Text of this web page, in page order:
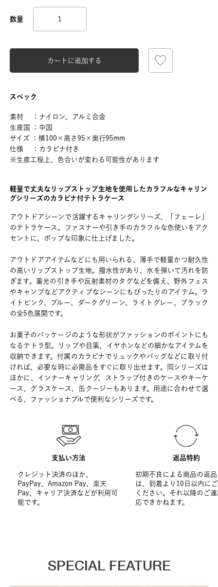
カートに追加する
スペック
素材 ：ナイロン、アルミ合金
生産国 ：中国
サイズ ：横100×高さ95×奥行95mm
仕様 ：カラビナ付き
※生産工程上、色合いが変わる可能性があります
軽量で丈夫なリップストップ生地を使用したカラフルなキャリン
グシリーズのカラビナ付テトラケース
アウトドアシーンで活躍するキャリングシリーズ、「フェーレ」
のテトラケース。ファスナーや引き手のカラフルな色使いをアク
セントに、ポップな印象に仕上げました。
アウトドアアイテムなどにも用いられる、薄手で軽量かつ耐久性
の高いリップストップ生地。撥水性があり、水を弾いて汚れを防
ぎます。蓄光の引き手や反射素材のタグなどを備え、野外フェス
やキャンプなどアクティブなシーンにもぴったりのアイテム。ラ
イトピンク、ブルー、ダークグリーン、ライトグレー、ブラック
の全5色展開です。
お菓子のパッケージのような形状がファッションのポイントにも
なるテトラ型。リップや目薬、イヤホンなどの細かなアイテムを
収納できます。付属のカラビナでリュックやバッグなどに取り付
ければ、必要な時に必需品をすぐに取り出せます。同シリーズは
ほかに、インナーキャリング、ストラップ付きのケースやキーケ
ース、グラスケース、缶クージーもあります。用途に合わせて選
べる、ファッショナブルで便利なシリーズです。
支払い方法
クレジット決済のほか、
PayPay、Amazon Pay、楽天
Pay、キャリア決済などが利用可
能です。
返品特約
初期不良による商品の返
は、到着より10日以内に
ください。それ以降のご
応できかねます。
SPECIAL FEATURE